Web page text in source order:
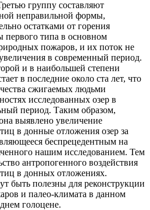
группу составляют
неправильной формы,
остатками от горения
первого типа в основном
пожаров, и их поток не
в современный период.
и в наибольшей степени
в последние около ста лет, что
сжигаемых людьми
исследованных озер в
период. Таким образом,
выявлено увеличение
в донные отложения озер за
беспрецедентным на
нашим исследованием. Тем
антропогенного воздействия
в донных отложениях.
быть полезны для реконструкции
и палео-климата в данном
голоцене.